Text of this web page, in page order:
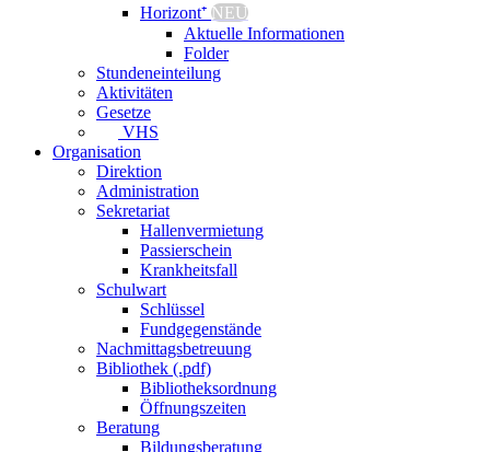
Horizont⁺ NEU
Aktuelle Informationen
Folder
Stundeneinteilung
Aktivitäten
Gesetze
VHS
Organisation
Direktion
Administration
Sekretariat
Hallenvermietung
Passierschein
Krankheitsfall
Schulwart
Schlüssel
Fundgegenstände
Nachmittagsbetreuung
Bibliothek (.pdf)
Bibliotheksordnung
Öffnungszeiten
Beratung
Bildungsberatung